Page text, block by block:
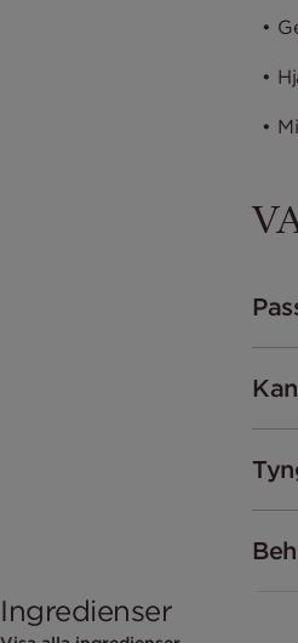
•
•
•
Ingredienser